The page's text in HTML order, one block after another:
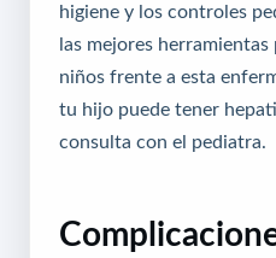
higiene y los controles
las mejores
niños frente a esta
tu hijo puede tener
consulta con el pediatra.